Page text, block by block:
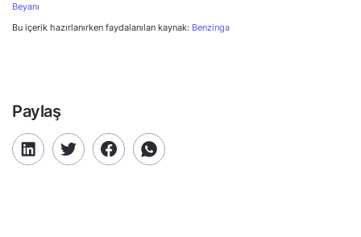
Beyanı
Bu içerik hazırlanırken faydalanılan kaynak: Benzinga
Paylaş